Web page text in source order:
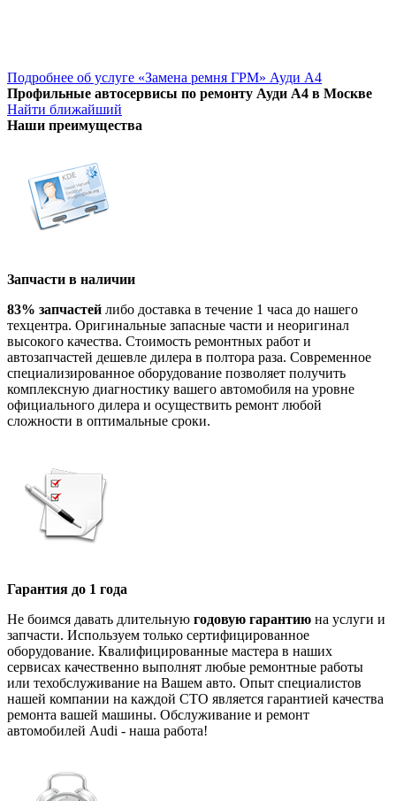
Подробнее об услуге «Замена ремня ГРМ» Ауди А4
Профильные автосервисы по ремонту Ауди А4 в Москве
Найти ближайший
Наши преимущества
Запчасти в наличии
83% запчастей либо доставка в течение 1 часа до нашего
техцентра. Оригинальные запасные части и неоригинал
высокого качества. Стоимость ремонтных работ и
автозапчастей дешевле дилера в полтора раза. Современное
специализированное оборудование позволяет получить
комплексную диагностику вашего автомобиля на уровне
официального дилера и осуществить ремонт любой
сложности в оптимальные сроки.
Гарантия до 1 года
Не боимся давать длительную годовую гарантию на услуги и
запчасти. Используем только сертифицированное
оборудование. Квалифицированные мастера в наших
сервисах качественно выполнят любые ремонтные работы
или техобслуживание на Вашем авто. Опыт специалистов
нашей компании на каждой СТО является гарантией качества
ремонта вашей машины. Обслуживание и ремонт
автомобилей Audi - наша работа!